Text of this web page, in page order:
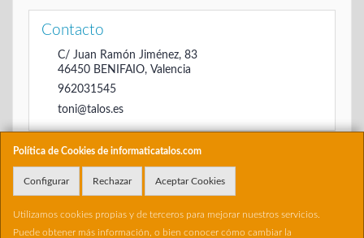
Política de Cookies de informaticatalos.com
Configurar Rechazar Aceptar Cookies
Utilizamos cookies propias y de terceros para mejorar nuestros servicios.
Puede obtener más información, o bien conocer cómo cambiar la
Contacto
C/ Juan Ramón Jiménez, 83
46450 BENIFAIO, Valencia
962031545
toni@talos.es
Horario
De 16:00 hasta las 20:30